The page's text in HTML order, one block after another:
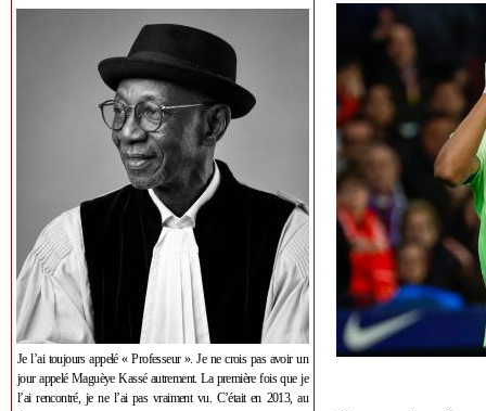
Je l’ai toujours appelé « Professeur ». Je ne crois pas avoir un
jour appelé Maguèye Kassé autrement. La première fois que je
l’ai rencontré, je ne l’ai pas vraiment vu. C’était en 2013, au